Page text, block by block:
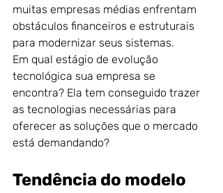
muitas empresas médias enfrentam
obstáculos financeiros e estruturais
para modernizar seus sistemas.
Em qual estágio de evolução
tecnológica sua empresa se
encontra? Ela tem conseguido trazer
as tecnologias necessárias para
oferecer as soluções que o mercado
está demandando?
Tendência do modelo